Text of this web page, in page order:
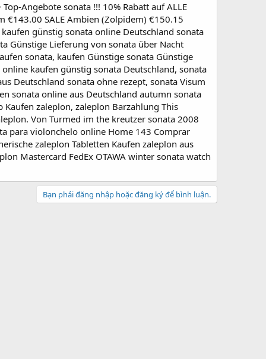
Top-Angebote sonata !!! 10% Rabatt auf ALLE
€143.00 SALE Ambien (Zolpidem) €150.15
günstig sonata online Deutschland sonata
Günstige Lieferung von sonata über Nacht
sonata, kaufen Günstige sonata Günstige
kaufen günstig sonata Deutschland, sonata
Deutschland sonata ohne rezept, sonata Visum
sonata online aus Deutschland autumn sonata
zaleplon, zaleplon Barzahlung This
Von Turmed im the kreutzer sonata 2008
para violonchelo online Home 143 Comprar
zaleplon Tabletten Kaufen zaleplon aus
Mastercard FedEx OTAWA winter sonata watch
Bạn phải đăng nhập hoặc đăng ký để bình luận.